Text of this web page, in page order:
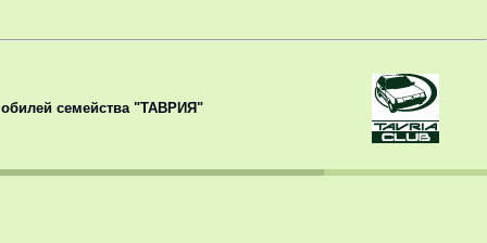
семейства "ТАВРИЯ"